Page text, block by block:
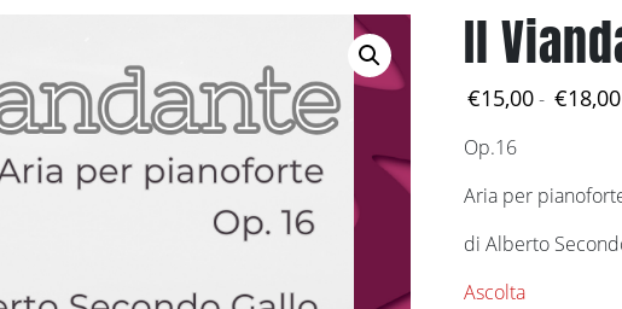
Il
€15,00- €18,00
Op.16
Aria per
di Alberto
Ascolta